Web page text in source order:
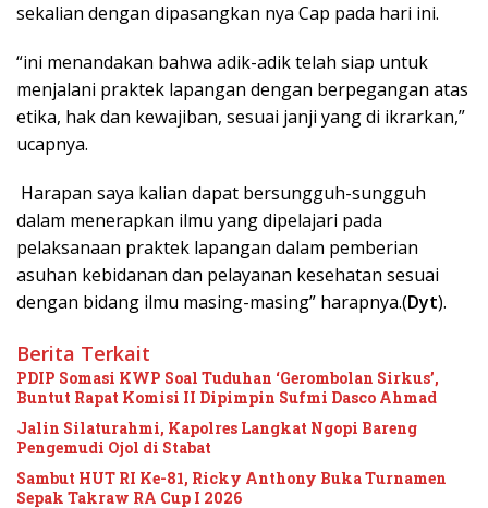
sekalian dengan dipasangkan nya Cap pada hari ini.
“ini menandakan bahwa adik-adik telah siap untuk
menjalani praktek lapangan dengan berpegangan atas
etika, hak dan kewajiban, sesuai janji yang di ikrarkan,”
ucapnya.
Harapan saya kalian dapat bersungguh-sungguh
dalam menerapkan ilmu yang dipelajari pada
pelaksanaan praktek lapangan dalam pemberian
asuhan kebidanan dan pelayanan kesehatan sesuai
dengan bidang ilmu masing-masing” harapnya.(Dyt).
Berita Terkait
PDIP Somasi KWP Soal Tuduhan ‘Gerombolan Sirkus’,
Buntut Rapat Komisi II Dipimpin Sufmi Dasco Ahmad
Jalin Silaturahmi, Kapolres Langkat Ngopi Bareng
Pengemudi Ojol di Stabat
Sambut HUT RI Ke-81, Ricky Anthony Buka Turnamen
Sepak Takraw RA Cup I 2026